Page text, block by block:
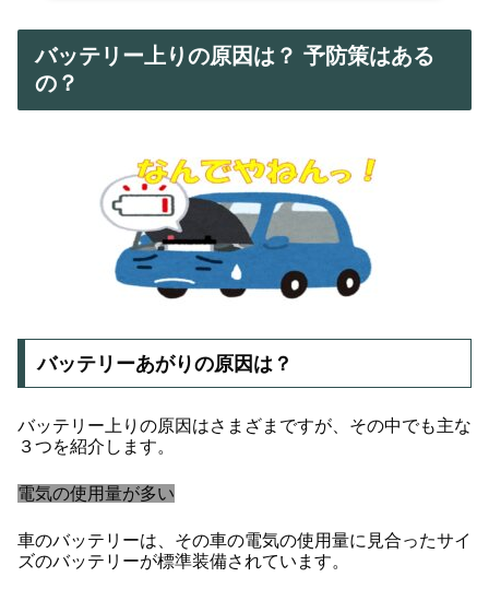
バッテリー上りの原因は？ 予防策はある
の？
バッテリーあがりの原因は？
バッテリー上りの原因はさまざまですが、その中でも主な
３つを紹介します。
電気の使用量が多い
車のバッテリーは、その車の電気の使用量に見合ったサイ
ズのバッテリーが標準装備されています。